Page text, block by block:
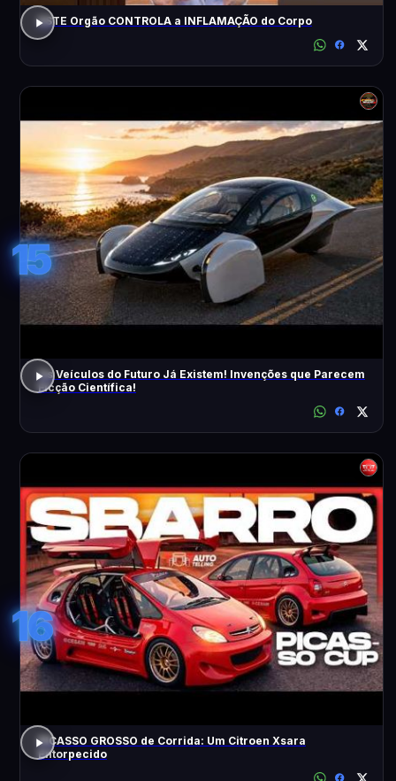
ESTE Orgão CONTROLA a INFLAMAÇÃO do Corpo
15
Os Veículos do Futuro Já Existem! Invenções que Parecem
Ficção Científica!
16
PICASSO GROSSO de Corrida: Um Citroen Xsara
Entorpecido